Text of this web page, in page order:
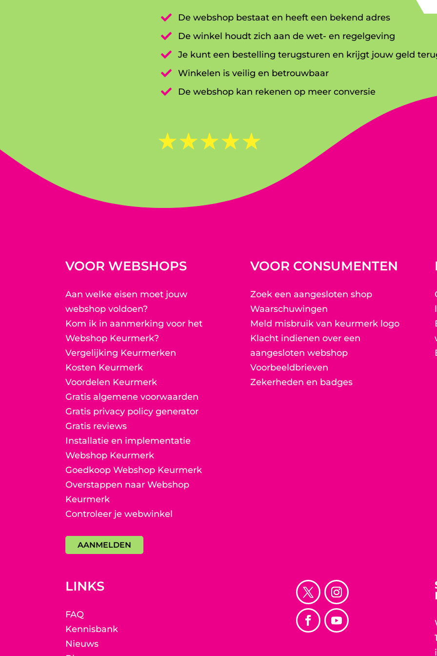

De webshop bestaat en heeft een bekend adres

De winkel houdt zich aan de wet- en regelgeving
 Je kunt een bestelling terugsturen en krijgt jouw geld
 Winkelen is veilig en betrouwbaar

De webshop kan rekenen op meer conversie
☆☆☆☆☆
VOOR WEBSHOPS
Aan welke eisen moet jouw
webshop voldoen?
Kom ik in aanmerking voor het
Webshop Keurmerk?
Vergelijking Keurmerken
Kosten Keurmerk
Voordelen Keurmerk
Gratis algemene voorwaarden
Gratis privacy policy generator
Gratis reviews
Installatie en implementatie
Webshop Keurmerk
Goedkoop Webshop Keurmerk
Overstappen naar Webshop
Keurmerk
Controleer je webwinkel
AANMELDEN
VOOR CONSUMENTEN
Zoek een aangesloten shop
Waarschuwingen
Meld misbruik van keurmerk logo
Klacht indienen over een
aangesloten webshop
Voorbeeldbrieven
Zekerheden en badges
LINKS
FAQ
Kennisbank
Nieuws